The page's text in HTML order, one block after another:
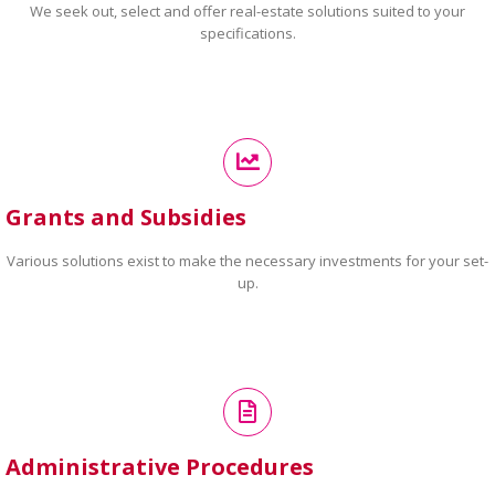
We seek out, select and offer real-estate solutions suited to your
specifications.
Grants and Subsidies
Various solutions exist to make the necessary investments for your set-
up.
Administrative Procedures